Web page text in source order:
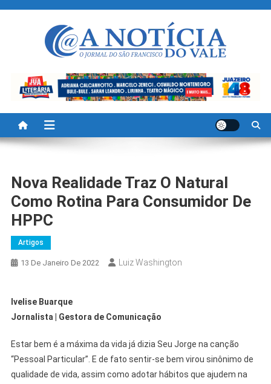
A Noticia Do Vale
Nova Realidade Traz O Natural
Como Rotina Para Consumidor De
HPPC
Artigos
13 De Janeiro De 2022 Luiz Washington
Ivelise Buarque
Jornalista | Gestora de Comunicação
Estar bem é a máxima da vida já dizia Seu Jorge na canção
“Pessoal Particular”. E de fato sentir-se bem virou sinônimo de
qualidade de vida, assim como adotar hábitos que ajudem na